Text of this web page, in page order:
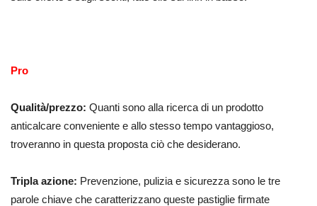
Pro
Qualità/prezzo: Quanti sono alla ricerca di un prodotto
anticalcare conveniente e allo stesso tempo vantaggioso,
troveranno in questa proposta ciò che desiderano.
Tripla azione: Prevenzione, pulizia e sicurezza sono le tre
parole chiave che caratterizzano queste pastiglie firmate